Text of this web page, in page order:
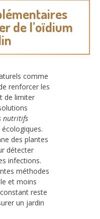
de l’oïdium
comme
renforcer les
de limiter
nutritifs
des plantes
détecter
infections.
méthodes
et moins
reste
un jardin